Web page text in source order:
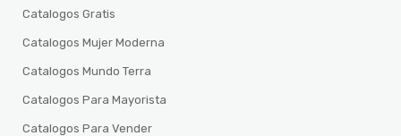
Catalogos Gratis
Catalogos Mujer Moderna
Catalogos Mundo Terra
Catalogos Para Mayorista
Catalogos Para Vender